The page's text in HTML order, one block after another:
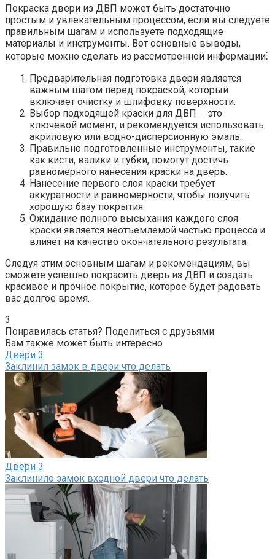
Покраска двери из ДВП может быть достаточно
простым и увлекательным процессом, если вы следуете
правильным шагам и используете подходящие
материалы и инструменты.​ Вот основные выводы,
которые можно сделать из рассмотренной информации⁚
Предварительная подготовка двери является
важным шагом перед покраской, который
включает очистку и шлифовку поверхности.​
Выбор подходящей краски для ДВП ⏤ это
ключевой момент, и рекомендуется использовать
акриловую или водно-дисперсионную эмаль.​
Правильно подготовленные инструменты, такие
как кисти, валики и губки, помогут достичь
равномерного нанесения краски на дверь.​
Нанесение первого слоя краски требует
аккуратности и равномерности, чтобы получить
хорошую базу покрытия.​
Ожидание полного высыхания каждого слоя
краски является неотъемлемой частью процесса и
влияет на качество окончательного результата.​
Следуя этим основным шагам и рекомендациям, вы
сможете успешно покрасить дверь из ДВП и создать
красивое и прочное покрытие, которое будет радовать
вас долгое время.​
3
Понравилась статья? Поделиться с друзьями:
Вам также может быть интересно
Двери 3
Заклинил замок в двери что делать
Двери 3
Заклинило замок входной двери что делать